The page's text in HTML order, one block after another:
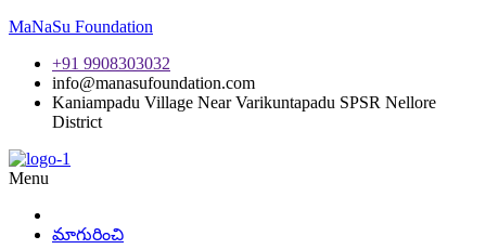
MaNaSu Foundation
+91 9908303032
info@manasufoundation.com
Kaniampadu Village Near Varikuntapadu SPSR Nellore
District
Menu
మాగురించి